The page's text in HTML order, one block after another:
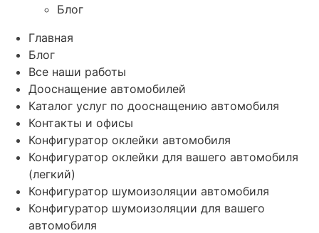
Блог
Главная
Блог
Все наши работы
Дооснащение автомобилей
Каталог услуг по дооснащению автомобиля
Контакты и офисы
Конфигуратор оклейки автомобиля
Конфигуратор оклейки для вашего автомобиля
(легкий)
Конфигуратор шумоизоляции автомобиля
Конфигуратор шумоизоляции для вашего
автомобиля